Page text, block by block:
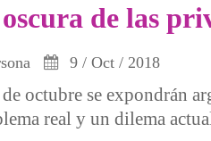
de las
9 / Oct / 2018
octubre se expondrán
real y un dilema